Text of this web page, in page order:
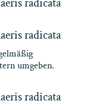
umgeben.